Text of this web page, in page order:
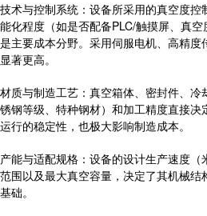
技术与控制系统：设备所采用的真空度
能化程度（如是否配备PLC/触摸屏、真空
是主要成本分野。采用伺服电机、高精
显著更高。
材质与制造工艺：真空箱体、密封件、
锈钢等级、特种钢材）和加工精度直接
运行的稳定性，也极大影响制造成本。
产能与适配规格：设备的设计生产速度
范围以及最大真空容量，决定了其机械
基础。